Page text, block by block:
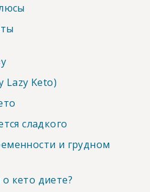
Lazy Keto)
сладкого
и грудном
кето диете?